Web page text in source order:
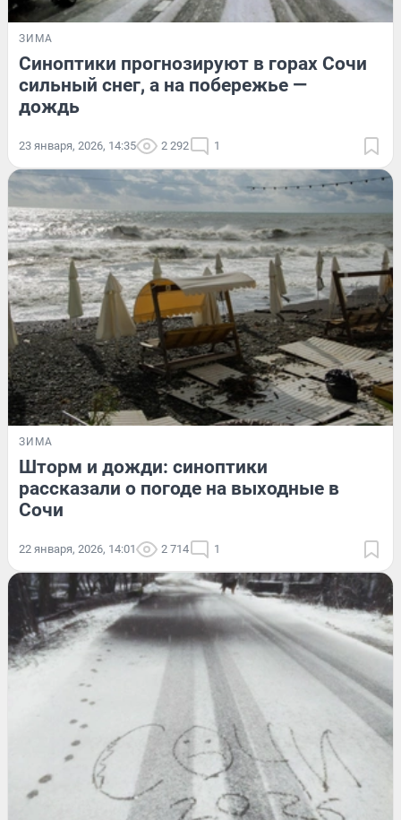
ЗИМА
Синоптики прогнозируют в горах Сочи
сильный снег, а на побережье —
дождь
23 января, 2026, 14:35 2 292 1
ЗИМА
Шторм и дожди: синоптики
рассказали о погоде на выходные в
Сочи
22 января, 2026, 14:01 2 714 1